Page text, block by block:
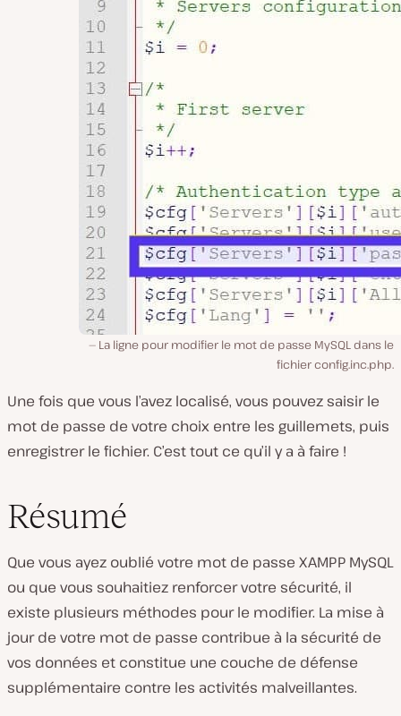
La ligne pour modifier le mot de passe MySQL dans le
fichier config.inc.php.
Une fois que vous l’avez localisé, vous pouvez saisir le
mot de passe de votre choix entre les guillemets, puis
enregistrer le fichier. C’est tout ce qu’il y a à faire !
Résumé
Que vous ayez oublié votre mot de passe XAMPP MySQL
ou que vous souhaitiez renforcer votre sécurité, il
existe plusieurs méthodes pour le modifier. La mise à
jour de votre mot de passe contribue à la sécurité de
vos données et constitue une couche de défense
supplémentaire contre les activités malveillantes.